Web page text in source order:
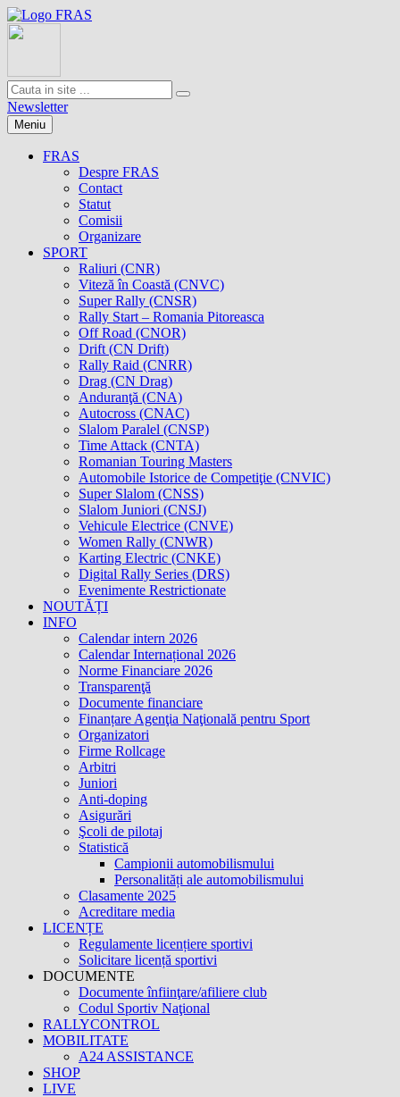
Newsletter
Meniu
FRAS
Despre FRAS
Contact
Statut
Comisii
Organizare
SPORT
Raliuri (CNR)
Viteză în Coastă (CNVC)
Super Rally (CNSR)
Rally Start – Romania Pitoreasca
Off Road (CNOR)
Drift (CN Drift)
Rally Raid (CNRR)
Drag (CN Drag)
Anduranţă (CNA)
Autocross (CNAC)
Slalom Paralel (CNSP)
Time Attack (CNTA)
Romanian Touring Masters
Automobile Istorice de Competiţie (CNVIC)
Super Slalom (CNSS)
Slalom Juniori (CNSJ)
Vehicule Electrice (CNVE)
Women Rally (CNWR)
Karting Electric (CNKE)
Digital Rally Series (DRS)
Evenimente Restrictionate
NOUTĂȚI
INFO
Calendar intern 2026
Calendar Internațional 2026
Norme Financiare 2026
Transparenţă
Documente financiare
Finanțare Agenţia Naţională pentru Sport
Organizatori
Firme Rollcage
Arbitri
Juniori
Anti-doping
Asigurări
Şcoli de pilotaj
Statistică
Campionii automobilismului
Personalități ale automobilismului
Clasamente 2025
Acreditare media
LICENȚE
Regulamente licențiere sportivi
Solicitare licență sportivi
DOCUMENTE
Documente înfiinţare/afiliere club
Codul Sportiv Naţional
RALLYCONTROL
MOBILITATE
A24 ASSISTANCE
SHOP
LIVE